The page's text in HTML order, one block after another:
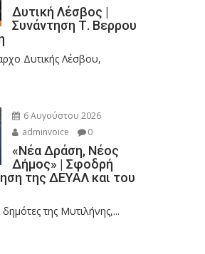
Δυτική Λέσβος |
Συνάντηση Τ. Βερρου
Δυτικής Λέσβου,
6 Αυγούστου 2026
adminvoice
0
«Νέα Δράση, Νέος
Δήμος» | Σφοδρή
της ΔΕΥΑΛ και του
της Μυτιλήνης,...